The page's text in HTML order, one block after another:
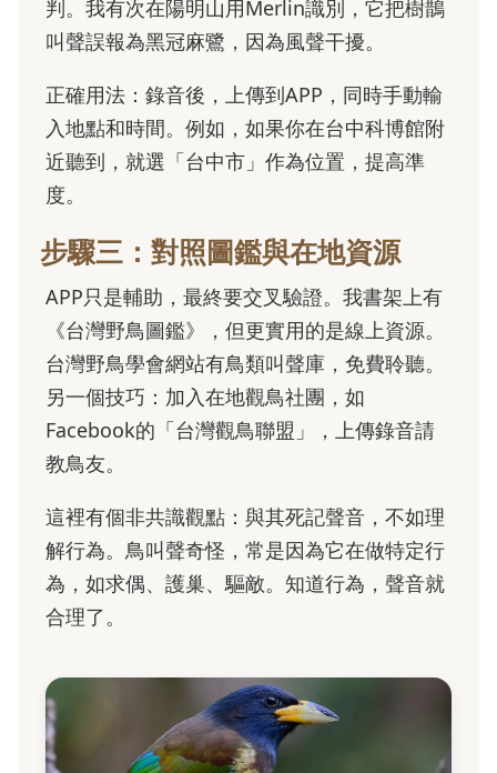
判。我有次在陽明山用Merlin識別，它把樹鵲
叫聲誤報為黑冠麻鷺，因為風聲干擾。
正確用法：錄音後，上傳到APP，同時手動輸
入地點和時間。例如，如果你在台中科博館附
近聽到，就選「台中市」作為位置，提高準
度。
步驟三：對照圖鑑與在地資源
APP只是輔助，最終要交叉驗證。我書架上有
《台灣野鳥圖鑑》，但更實用的是線上資源。
台灣野鳥學會網站有鳥類叫聲庫，免費聆聽。
另一個技巧：加入在地觀鳥社團，如
Facebook的「台灣觀鳥聯盟」，上傳錄音請
教鳥友。
這裡有個非共識觀點：與其死記聲音，不如理
解行為。鳥叫聲奇怪，常是因為它在做特定行
為，如求偶、護巢、驅敵。知道行為，聲音就
合理了。